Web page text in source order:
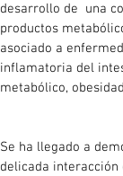
desarrollo de  una
productos
asociado a
inflamatoria del
metabólico,
Se ha llegado a
delicada